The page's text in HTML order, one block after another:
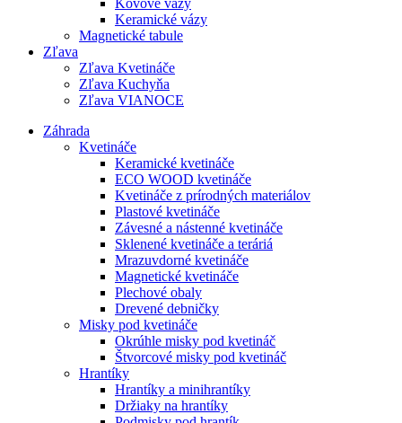
Kovové vázy
Keramické vázy
Magnetické tabule
Zľava
Zľava Kvetináče
Zľava Kuchyňa
Zľava VIANOCE
Záhrada
Kvetináče
Keramické kvetináče
ECO WOOD kvetináče
Kvetináče z prírodných materiálov
Plastové kvetináče
Závesné a nástenné kvetináče
Sklenené kvetináče a teráriá
Mrazuvdorné kvetináče
Magnetické kvetináče
Plechové obaly
Drevené debničky
Misky pod kvetináče
Okrúhle misky pod kvetináč
Štvorcové misky pod kvetináč
Hrantíky
Hrantíky a minihrantíky
Držiaky na hrantíky